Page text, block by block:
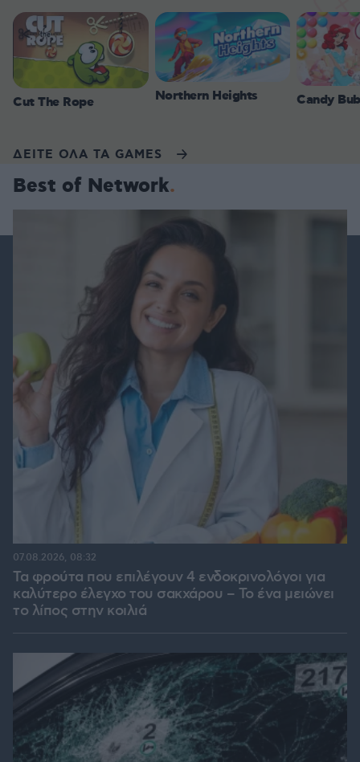
Cut The Rope Northern Heights Candy
ΔΕΙΤΕ ΟΛΑ ΤΑ GAMES
Best of Network
Τα φρούτα που επιλέγουν 4 ενδοκρινολόγοι για
καλύτερο έλεγχο του σακχάρου – Το ένα μειώνει
το λίπος στην κοιλιά
07.08.2026, 08:32